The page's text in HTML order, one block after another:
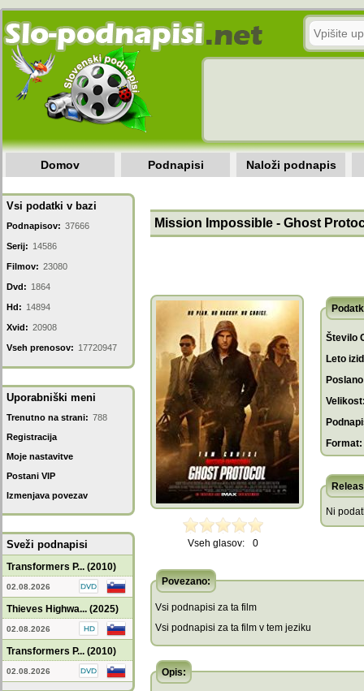
Domov Podnapisi Naloži podnapis
Vsi podatki v bazi
Podnapisov: 37666
Serij: 14586
Filmov: 23080
Dvd: 1864
Hd: 14894
Xvid: 20908
Vseh prenosov: 17720947
Uporabniški meni
Trenutno na strani: 788
Registracija
Moje nastavitve
Postani VIP
Izmenjava povezav
Sveži podnapisi
Transformers P... (2010)
02.08.2026
Thieves Highwa... (2025)
02.08.2026
Transformers P... (2010)
02.08.2026
Mission Impossible - Ghost
Vseh glasov: 0
Število
Leto
Format:
Ni
Povezano:
Vsi podnapisi za ta film
Vsi podnapisi za ta film v tem jeziku
Opis: